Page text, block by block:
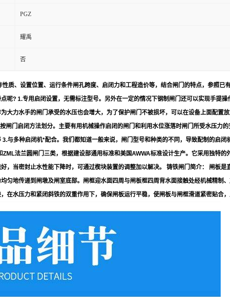
PGZ
耀禹
否
质、设置位置、运行条件闸孔跨度、启闭力和工程造价等，结合闸门的特点，参照
呢? 1.专用启闭设置，无需标注型号。另外在一定的情况下钢制闸门还可以实现手提
大力水手的闸门承受的水压也会增大，为了保护闸门不被损坏，可以在设备上面配
闸门启闭方法划分。主要有用机械操作启闭的闸门和利用水位涨落时闸门所受水压力
与多种启闭机*配合。我们都知道一般来说，闸门型号和种类的不同，导致配制的启闭
法兰圆闸门三类，根据建设部通用标准和美国AWWA标准设计生产。它采用独特
，当密封止水性能下降时，可通过楔块装置的调整加以解决。 铸铁闸门简介： 闸板
匀地传递到闸墩及闸室底部。闸框迎水面四周与闸板框四周背水面接触处经机械精
在水压力和紧闭斜铁的双重作用下，确保闸板运行平稳，使闸板与闸框滑道紧密贴合，